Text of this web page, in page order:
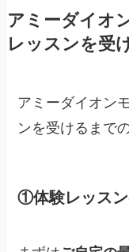
アミーダイオ
レッスンを受
アミーダイオン
ンを受けるまで
①体験レッス